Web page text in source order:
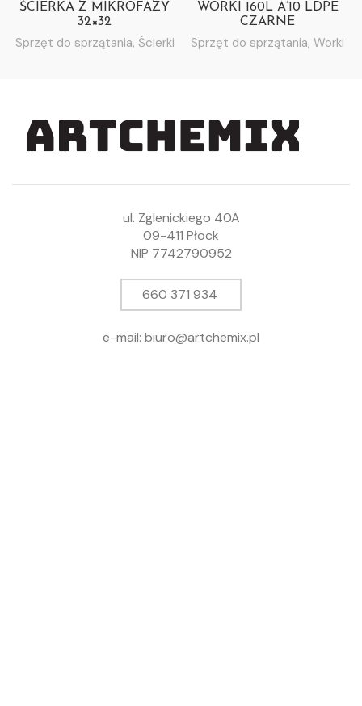
ŚCIERKA Z MIKROFAZY
32×32
Sprzęt do sprzątania, Ścierki
WORKI 160L A’10 LDPE
CZARNE
Sprzęt do sprzątania, Worki
ul. Zglenickiego 40A
09-411 Płock
NIP 7742790952
660 371 934
e-mail: biuro@artchemix.pl